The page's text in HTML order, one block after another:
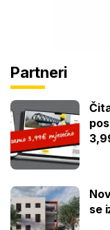
Partneri
se